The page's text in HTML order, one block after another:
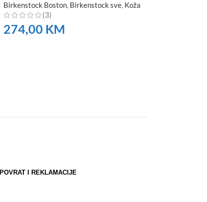
Birkenstock Boston, Birkenstock sve, Koža
(3)
274,00 KM
POVRAT I REKLAMACIJE